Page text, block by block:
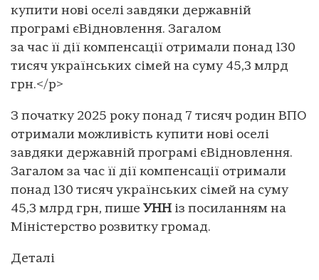
купити нові оселі завдяки державній
програмі єВідновлення. Загалом
за час її дії компенсації отримали понад 130
тисяч українських сімей на суму 45,3 млрд
грн.</p>
З початку 2025 року понад 7 тисяч родин ВПО
отримали можливість купити нові оселі
завдяки державній програмі єВідновлення.
Загалом за час її дії компенсації отримали
понад 130 тисяч українських сімей на суму
45,3 млрд грн, пише УНН із посиланням на
Міністерство розвитку громад.
Деталі